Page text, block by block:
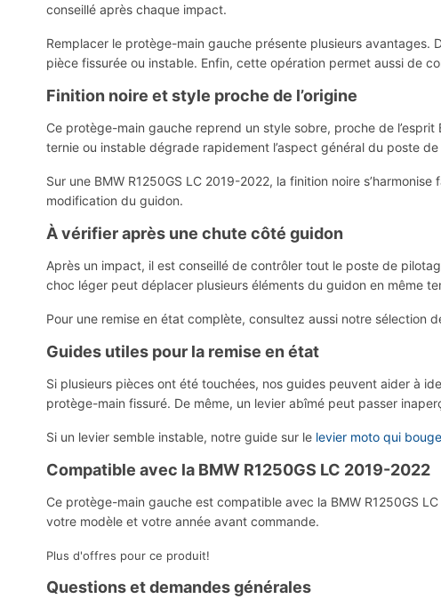
conseillé après chaque impact.
Remplacer le protège-main gauche présente plusieurs
pièce fissurée ou instable. Enfin, cette opération permet aussi de
Finition noire et style proche de l’origine
Ce protège-main gauche reprend un style sobre, proche de
ternie ou instable dégrade rapidement l’aspect général du poste
Sur une BMW R1250GS LC 2019-2022, la finition noire
modification du guidon.
À vérifier après une chute côté guidon
Après un impact, il est conseillé de contrôler tout le poste de
choc léger peut déplacer plusieurs éléments du guidon en même
Pour une remise en état complète, consultez aussi notre sélection
Guides utiles pour la remise en état
Si plusieurs pièces ont été touchées, nos guides peuvent aider à
protège-main fissuré. De même, un levier abîmé peut passer
Si un levier semble instable, notre guide sur le levier moto qui bouge
Compatible avec la BMW R1250GS LC 2019-2022
Ce protège-main gauche est compatible avec la BMW R1250GS
votre modèle et votre année avant commande.
Plus d'offres pour ce produit!
Questions et demandes générales